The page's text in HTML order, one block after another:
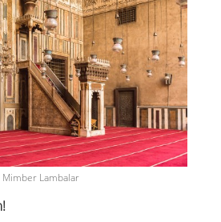
Mimber Lambalar